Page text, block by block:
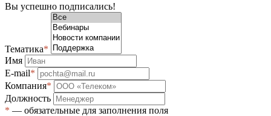
Вы успешно подписались!
Тематика*
Имя
E-mail*
Компания*
Должность
* — обязательные для заполнения поля